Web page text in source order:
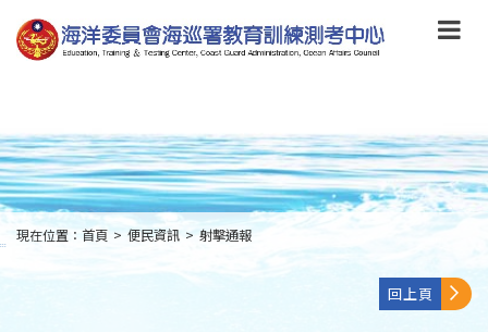
到
主
要
to
main
content
:::
現在位置： 首頁 > 便民資訊 > 射擊通報
回上頁